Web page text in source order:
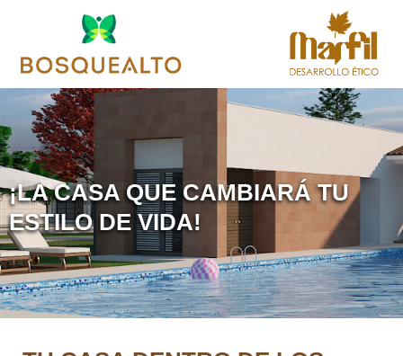
¡LA CASA QUE CAMBIARÁ TU
ESTILO DE VIDA!